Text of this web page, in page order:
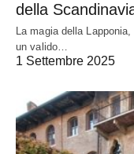
della
La magia della
un valido…
1 Settembre 2025